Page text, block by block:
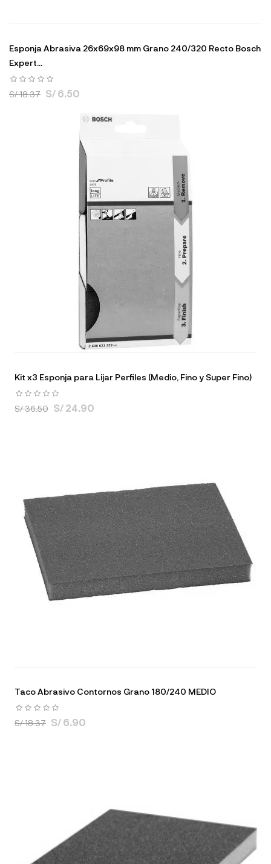
Esponja Abrasiva 26x69x98 mm Grano 240/320 Recto Bosch
Expert...
S/ 18.37 S/ 6.50
Kit x3 Esponja para Lijar Perfiles (Medio, Fino y Super Fino)
S/ 36.50 S/ 24.90
Taco Abrasivo Contornos Grano 180/240 MEDIO
S/ 18.37 S/ 6.90